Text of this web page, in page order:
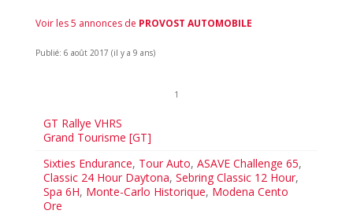
Voir les 5 annonces de PROVOST AUTOMOBILE
Publié: 6 août 2017 (il y a 9 ans)
1
GT Rallye VHRS
Grand Tourisme [GT]
Sixties Endurance, Tour Auto,ASAVE Challenge 65,
Classic 24 Hour Daytona,Sebring Classic 12 Hour,
Spa 6H, Monte-Carlo Historique, Modena Cento
Ore